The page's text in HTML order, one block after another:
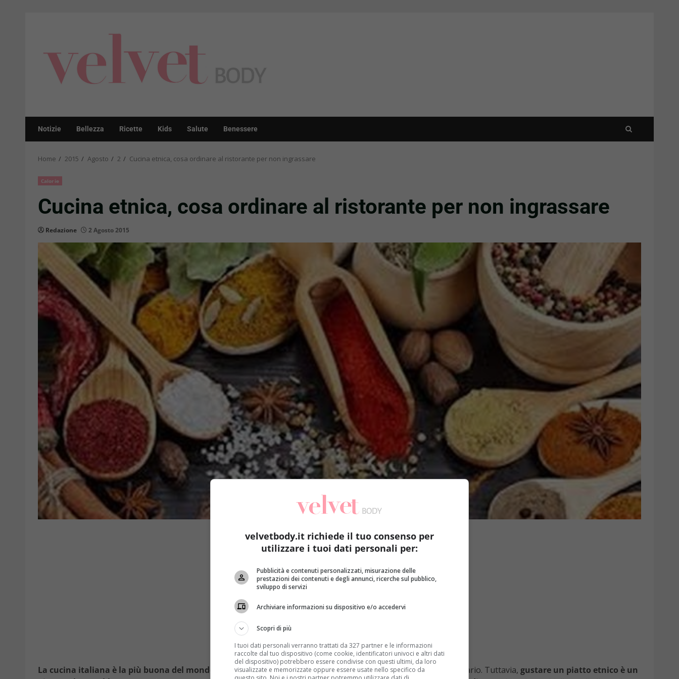
Notizie Bellezza Ricette Kids Salute Benessere
Home 2015 Agosto 2 Cucina etnica, cosa ordinare al ristorante per non ingrassare
Calorie
Cucina etnica, cosa ordinare al ristorante per non ingrassare
Redazione 2 Agosto 2015
La cucina italiana è la più buona del mondo e difficilmente si può trovare qualcuno pronto a sostenere il contrario. Tuttavia, gustare un piatto etnico è un
velvetbody.it richiede il tuo consenso per
utilizzare i tuoi dati personali per:
Pubblicità e contenuti personalizzati, misurazione delle
prestazioni dei contenuti e degli annunci, ricerche sul pubblico,
sviluppo di servizi
Archiviare informazioni su dispositivo e/o accedervi
Scopri di più
I tuoi dati personali verranno trattati da 327 partner e le informazioni
raccolte dal tuo dispositivo (come cookie, identificatori univoci e altri dati
del dispositivo) potrebbero essere condivise con questi ultimi, da loro
visualizzate e memorizzate oppure essere usate nello specifico da